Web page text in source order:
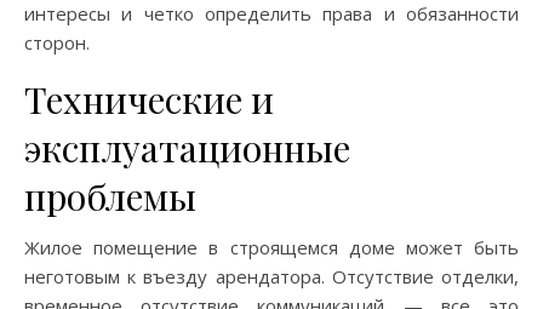
интересы и четко определить права и обязанности
сторон.
Технические и
эксплуатационные
проблемы
Жилое помещение в строящемся доме может быть
неготовым к въезду арендатора. Отсутствие отделки,